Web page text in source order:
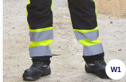
W1